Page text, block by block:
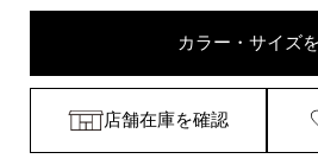
カラー・サイズ
店舗在庫を確認